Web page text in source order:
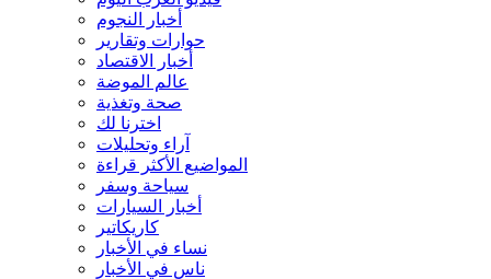
أخبار النجوم
حوارات وتقارير
أخبار الاقتصاد
عالم الموضة
صحة وتغذية
اخترنا لك
آراء وتحليلات
المواضيع الأكثر قراءة
سياحة وسفر
أخبار السيارات
كاريكاتير
نساء في الأخبار
ناس في الأخبار